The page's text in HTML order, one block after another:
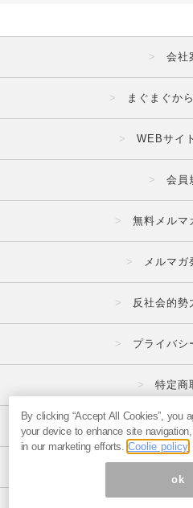
会社
まぐまぐか
WEBサイ
会員
無料メルマ
メルマガ
反社会的勢
プライバシ
特定商
広告掲載
メルマガの不正・
By clicking “Accept All Cookies”, you
your device to enhance site
in our marketing efforts. Coolie policy
ok